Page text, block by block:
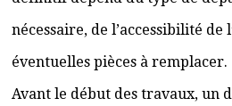
nécessaire, de l’accessibilité de
éventuelles pièces à remplacer.
Avant le début des travaux, un